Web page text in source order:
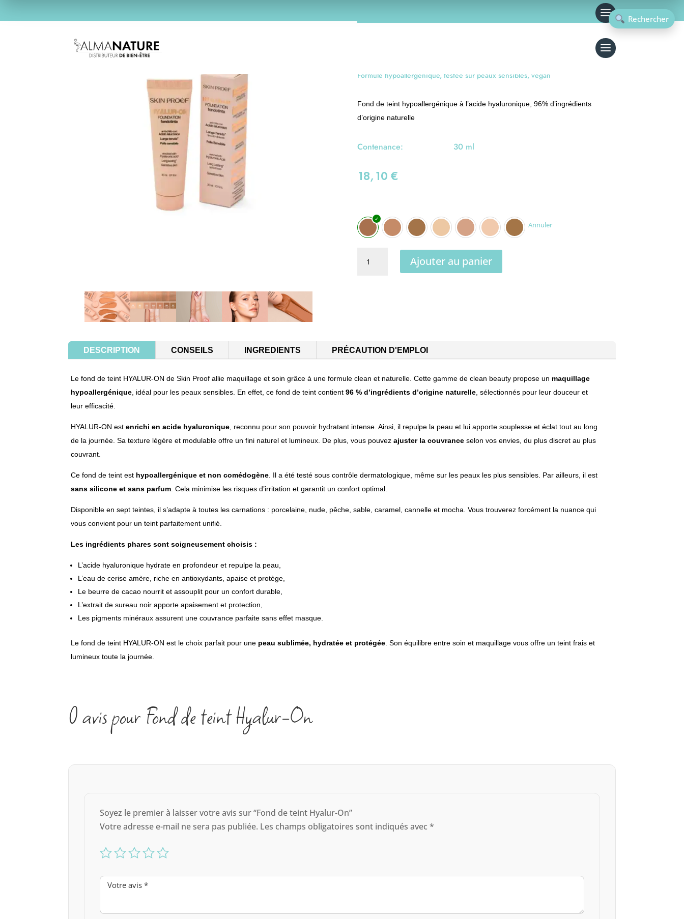
SKIN PROOF
Formule hypoallergénique, testée sur peaux sensibles, vegan
Fond de teint hypoallergénique à l’acide hyaluronique, 96% d’ingrédients
d’origine naturelle
Contenance: 30 ml
18,10 €
Annuler
Ajouter au panier
n
t
i
DESCRIPTION CONSEILS INGREDIENTS PRÉCAUTION D'EMPLOI
Le fond de teint HYALUR-ON de Skin Proof allie maquillage et soin grâce à une formule clean et naturelle. Cette gamme de clean beauty propose un maquillage
hypoallergénique , idéal pour les peaux sensibles. En effet, ce fond de teint contient96 % d’ingrédients d’origine naturelle , sélectionnés pour leur douceur et
leur efficacité.
HYALUR-ON estenrichi en acide hyaluronique , reconnu pour son pouvoir hydratant intense. Ainsi, il repulpe la peau et lui apporte souplesse et éclat tout au long
de la journée. Sa texture légère et modulable offre un fini naturel et lumineux. De plus, vous pouvezajuster la couvrance selon vos envies, du plus discret au plus
couvrant.
Ce fond de teint est hypoallergénique et non comédogène . Il a été testé sous contrôle dermatologique, même sur les peaux les plus sensibles. Par ailleurs, il est
sans silicone et sans parfum . Cela minimise les risques d’irritation et garantit un confort optimal.
Disponible en sept teintes, il s’adapte à toutes les carnations : porcelaine, nude, pêche, sable, caramel, cannelle et mocha. Vous trouverez forcément la nuance qui
vous convient pour un teint parfaitement unifié.
Les ingrédients phares sont soigneusement choisis :
L’acide hyaluronique hydrate en profondeur et repulpe la peau,
L’eau de cerise amère, riche en antioxydants, apaise et protège,
Le beurre de cacao nourrit et assouplit pour un confort durable,
L’extrait de sureau noir apporte apaisement et protection,
Les pigments minéraux assurent une couvrance parfaite sans effet masque.
Le fond de teint HYALUR-ON est le choix parfait pour une peau sublimée, hydratée et protégée . Son équilibre entre soin et maquillage vous offre un teint frais et
lumineux toute la journée.
0 avis pour Fond de teint Hyalur-On
Soyez le premier à laisser votre avis sur “Fond de teint Hyalur-On”
Votre adresse e-mail ne sera pas publiée. Les champs obligatoires sont indiqués avec*
Rechercher